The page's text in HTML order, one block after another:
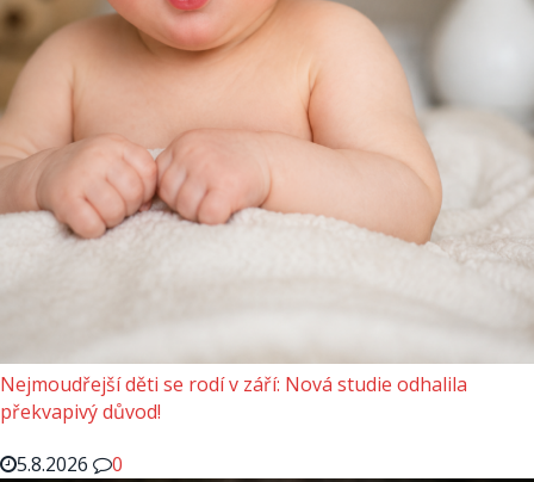
Nejmoudřejší děti se rodí v září: Nová studie odhalila
překvapivý důvod!
5.8.2026
0